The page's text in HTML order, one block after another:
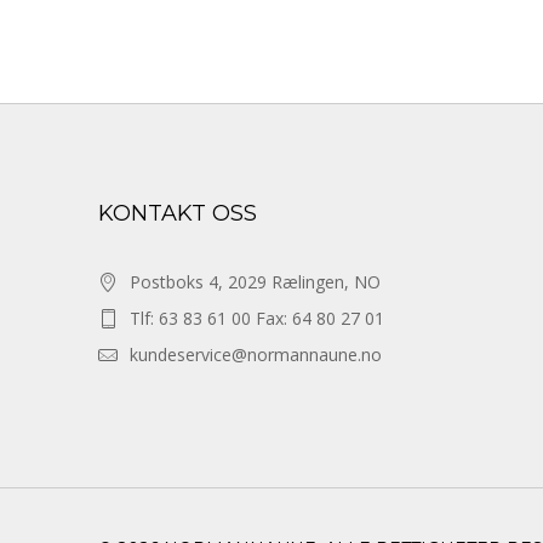
KONTAKT OSS
Postboks 4, 2029 Rælingen, NO
Tlf: 63 83 61 00 Fax: 64 80 27 01
kundeservice@normannaune.no